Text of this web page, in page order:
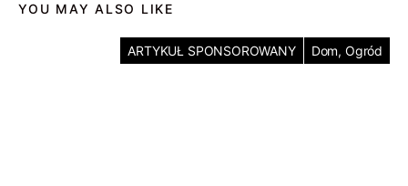
YOU MAY ALSO LIKE
ARTYKUŁ SPONSOROWANY Dom, Ogród